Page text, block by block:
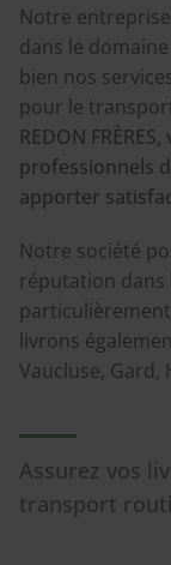
Notre
dans le
bien nos
pour le
REDON
professionnels
apporter
Notre société
réputation dans
livrons
Vaucluse, Gard,
Assurez vos
transport